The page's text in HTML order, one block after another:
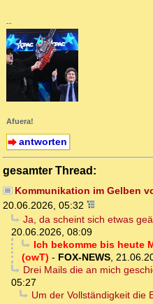
--
Afuera!
antworten
gesamter Thread:
Kommunikation im Gelben
20.06.2026, 05:32
Ja, da scheint sich etwas
20.06.2026, 08:09
Ich bekomme bis heute
(owT) - FOX-NEWS
Drei Mails die an mich
05:27
Um der Vollständigkeit die